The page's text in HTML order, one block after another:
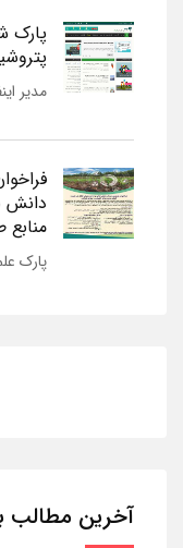
پارک
مدیر
دانش
پارک
آخرین مطالب